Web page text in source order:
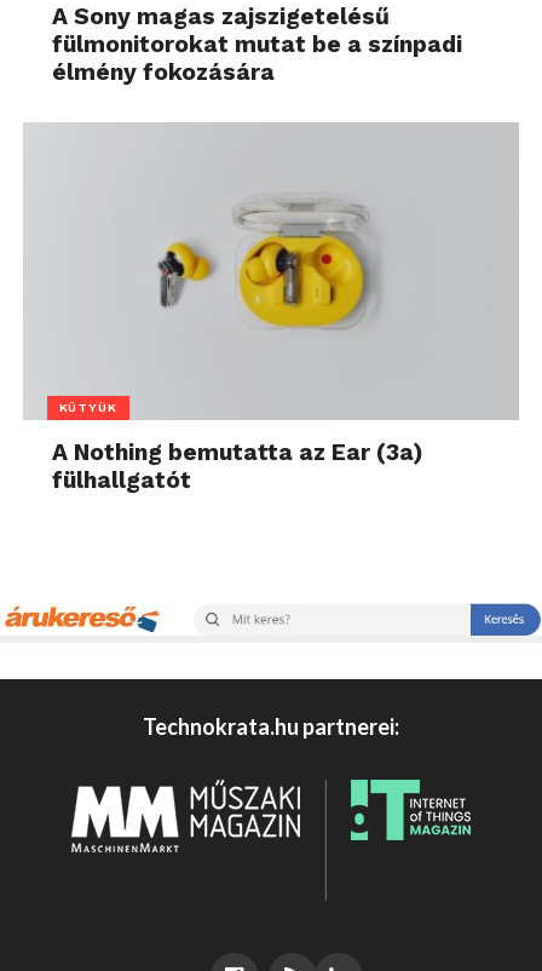
A Sony magas zajszigetelésű
fülmonitorokat mutat be a színpadi
élmény fokozására
KÜTYÜK
A Nothing bemutatta az Ear (3a)
fülhallgatót
Technokrata.hu partnerei: